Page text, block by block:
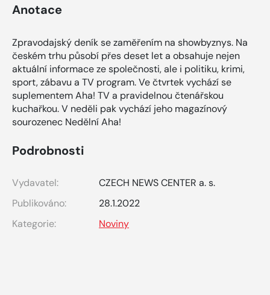
Anotace
Zpravodajský deník se zaměřením na showbyznys. Na
českém trhu působí přes deset let a obsahuje nejen
aktuální informace ze společnosti, ale i politiku, krimi,
sport, zábavu a TV program. Ve čtvrtek vychází se
suplementem Aha! TV a pravidelnou čtenářskou
kuchařkou. V neděli pak vychází jeho magazínový
sourozenec Nedělní Aha!
Podrobnosti
Vydavatel:
CZECH NEWS CENTER a. s.
Publikováno:
28.1.2022
Kategorie:
Noviny